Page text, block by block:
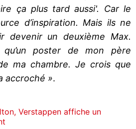
ça plus tard aussi'. Car le
d’inspiration. Mais ils ne
devenir un deuxième Max.
qu’un poster de mon père
ma chambre. Je crois que
accroché ».
Verstappen affiche un